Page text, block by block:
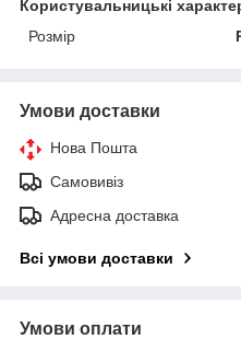
Користувальницькі
Розмір
Умови доставки
Нова Пошта
Самовивіз
Адресна доставка
Всі умови доставки
Умови оплати